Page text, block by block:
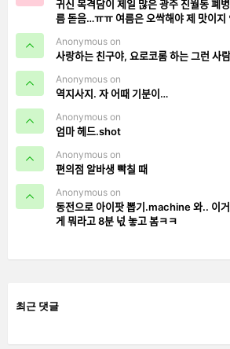
귀신 목격담이 제일 많은 광주 진월동
름 돋음…ㅠㅠ 여름은 오싹해야 제
Anonymous on
사랑하는 친구야, 요로코롬 하는 그런
Anonymous on
역지사지. 자 어때 기분이…
Anonymous on
엄마 헤드.shot
Anonymous on
편의점 알바생 빡칠 때
Anonymous on
동전으로 아이팟 뽑기.machine 와..
게 뭐라고 8분 넋 놓고 봄ㅋㅋ
최근 댓글